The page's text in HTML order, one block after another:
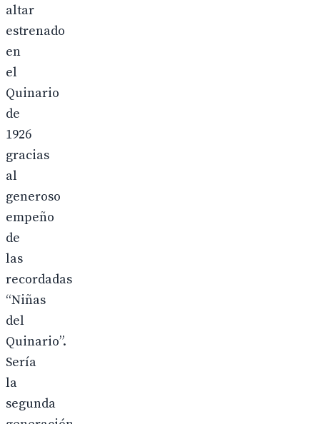
altar
estrenado
en
el
Quinario
de
1926
gracias
al
generoso
empeño
de
las
recordadas
“Niñas
del
Quinario”.
Sería
la
segunda